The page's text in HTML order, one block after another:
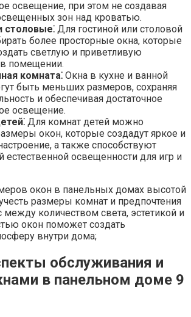
освещение, при этом не создавая
зон над кроватью.​
столовые⁚ Для гостиной или столовой
более просторные окна, которые
светлую и приветливую
помещении.​
комната⁚ Окна в кухне и ванной
быть меньших размеров, сохраняя
и обеспечивая достаточное
освещение.​
Для комнат детей можно
окон, которые создадут яркое и
а также способствуют
естественной освещенности для игр и
окон в панельных домах высотой
размеры комнат и предпочтения
количеством света, эстетикой и
окон поможет создать
внутри дома;
обслуживания и
в панельном доме 9